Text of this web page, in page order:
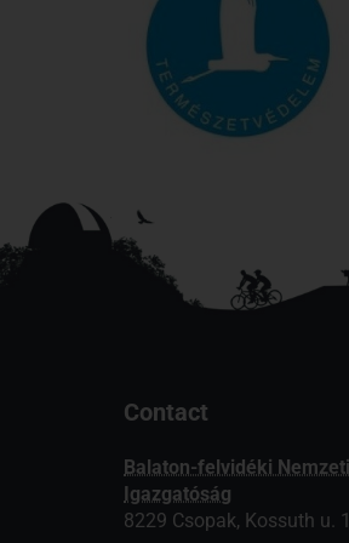
Contact
Balaton-felvidéki
Igazgatóság
8229 Csopak, Kossuth u.